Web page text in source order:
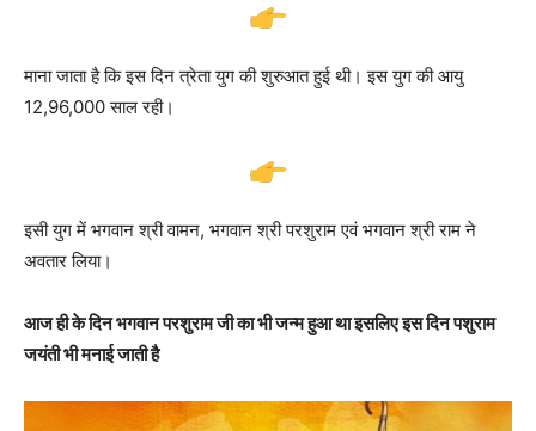
माना जाता है कि इस दिन त्रेता युग की शुरुआत हुई थी। इस युग की आयु
12,96,000 साल रही।
इसी युग में भगवान श्री वामन, भगवान श्री परशुराम एवं भगवान श्री राम ने
अवतार लिया।
आज ही के दिन भगवान परशुराम जी का भी जन्म हुआ था इसलिए इस दिन पशुराम
जयंती भी मनाई जाती है